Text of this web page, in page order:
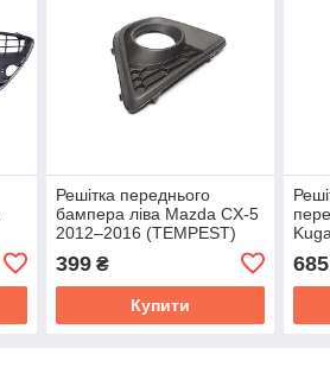
Решітка переднього
бампера ліва Mazda CX-5
2012–2016 (TEMPEST)
399₴
Купити
685